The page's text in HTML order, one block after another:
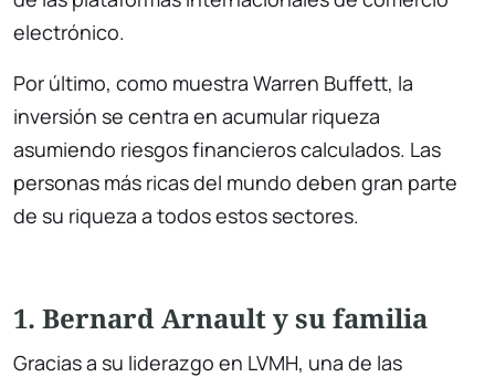
electrónico.
Por último, como muestra Warren Buffett, la
inversión se centra en acumular riqueza
asumiendo riesgos financieros calculados. Las
personas más ricas del mundo deben gran parte
de su riqueza a todos estos sectores.
1. Bernard Arnault y su familia
Gracias a su liderazgo en LVMH, una de las